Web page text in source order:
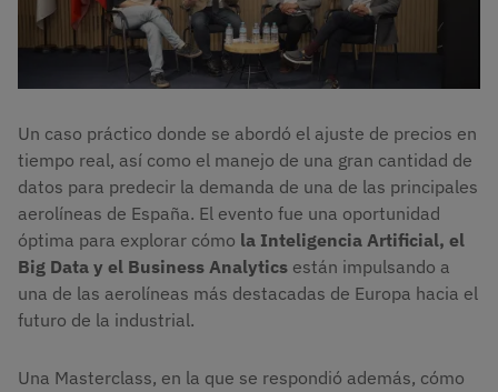
Un caso práctico donde se abordó el ajuste de precios en
tiempo real, así como el manejo de una gran cantidad de
datos para predecir la demanda de una de las principales
aerolíneas de España. El evento fue una oportunidad
óptima para explorar cómo la Inteligencia Artificial, el
Big Data y el Business Analytics están impulsando a
una de las aerolíneas más destacadas de Europa hacia el
futuro de la industrial.
Una Masterclass, en la que se respondió además, cómo